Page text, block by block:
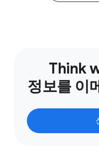
설정할 수 있
01:31
가장 중요
귀사에게 있
발생하는 전
접근하거나
Think
정보를 이